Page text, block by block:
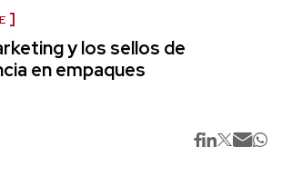
y los sellos de
en empaques